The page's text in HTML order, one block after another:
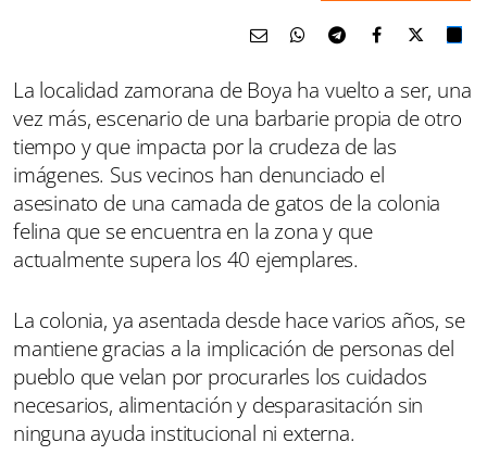
La localidad zamorana de Boya ha vuelto a ser, una
vez más, escenario de una barbarie propia de otro
tiempo y que impacta por la crudeza de las
imágenes. Sus vecinos han denunciado el
asesinato de una camada de gatos de la colonia
felina que se encuentra en la zona y que
actualmente supera los 40 ejemplares.
La colonia, ya asentada desde hace varios años, se
mantiene gracias a la implicación de personas del
pueblo que velan por procurarles los cuidados
necesarios, alimentación y desparasitación sin
ninguna ayuda institucional ni externa.